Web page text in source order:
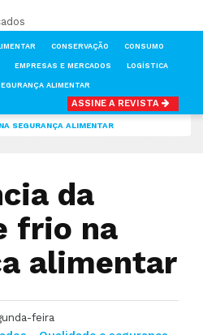
CONSERVAÇÃO CONSUMO
EMPRESAS E MERCADOS LOGÍSTICA
ALIMENTAR
ASSINE A REVISTA
SEGURANÇA ALIMENTAR
da
frio na
alimentar
feira